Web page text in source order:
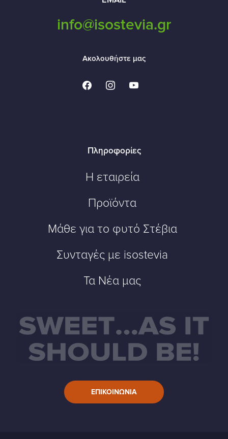
info@isostevia.gr
Ακολουθήστε μας
facebookinstagramyoutube
Πληροφορίες
Η εταιρεία
Προϊόντα
Μάθε για το φυτό Στέβια
Συνταγές με isostevia
Τα Νέα μας
ΕΠΙΚΟΙΝΩΝΙΑ